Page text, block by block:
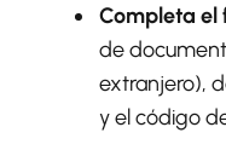
Completa
de
extranjero),
y el código